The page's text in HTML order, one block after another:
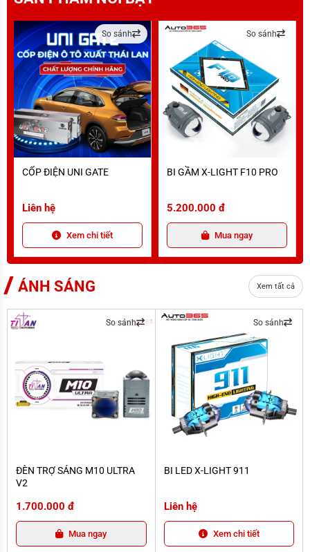
CỐP ĐIỆN UNI GATE
So sánh
CỐP ĐIỆN UNI GATE
Liên hệ
Xem chi tiết
BI GẦM X-LIGHT F10 PRO
So sánh
BI GẦM X-LIGHT F10 PRO
5.200.000 đ
Mua ngay
ÁNH SÁNG Xem tất cả
So sánh
ĐÈN TRỢ SÁNG M10 ULTRA
V2
1.700.000 đ
Mua ngay
So sánh
BI LED X-LIGHT 911
Liên hệ
Xem chi tiết